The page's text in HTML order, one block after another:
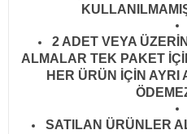
2 ADET VEYA
ALMALAR TEK PAKET
HER ÜRÜN İÇİN AYRI
SATILAN ÜRÜNLER